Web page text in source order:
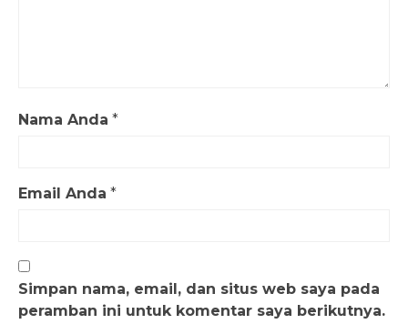
Nama Anda *
Email Anda *
Simpan nama, email, dan situs web saya pada
peramban ini untuk komentar saya berikutnya.